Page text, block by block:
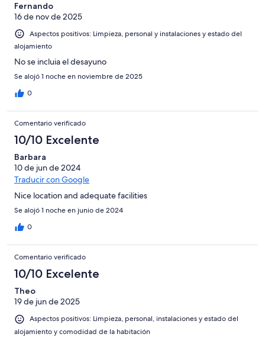
Fernando
16 de nov de 2025
Aspectos positivos: Limpieza, personal y instalaciones y estado del
alojamiento
No se incluia el desayuno
Se alojó 1 noche en noviembre de 2025
0
Comentario verificado
10/10 Excelente
Barbara
10 de jun de 2024
Traducir con Google
Nice location and adequate facilities
Se alojó 1 noche en junio de 2024
0
Comentario verificado
10/10 Excelente
Theo
19 de jun de 2025
Aspectos positivos: Limpieza, personal, instalaciones y estado del
alojamiento y comodidad de la habitación